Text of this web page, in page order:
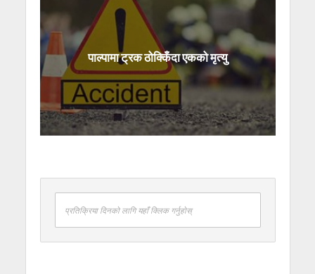
पाल्पामा ट्रक ठोक्किँदा एकको मृत्यु
प्रतिक्रिया दिनको लागि यहाँ क्लिक गर्नुहोस्